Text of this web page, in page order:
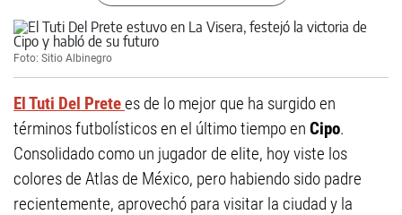
Foto: Sitio Albinegro
El Tuti Del Pretees de lo mejor que ha surgido en
términos futbolísticos en el último tiempo en Cipo.
Consolidado como un jugador de elite, hoy viste los
colores de Atlas de México, pero habiendo sido padre
recientemente, aprovechó para visitar la ciudad y la